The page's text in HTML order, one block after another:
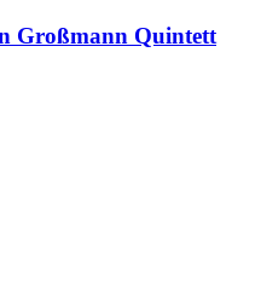
Großmann Quintett